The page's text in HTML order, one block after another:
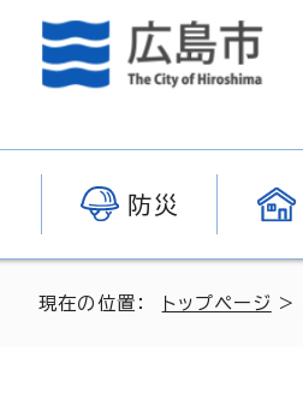
防災
現在の位置： トップページ >